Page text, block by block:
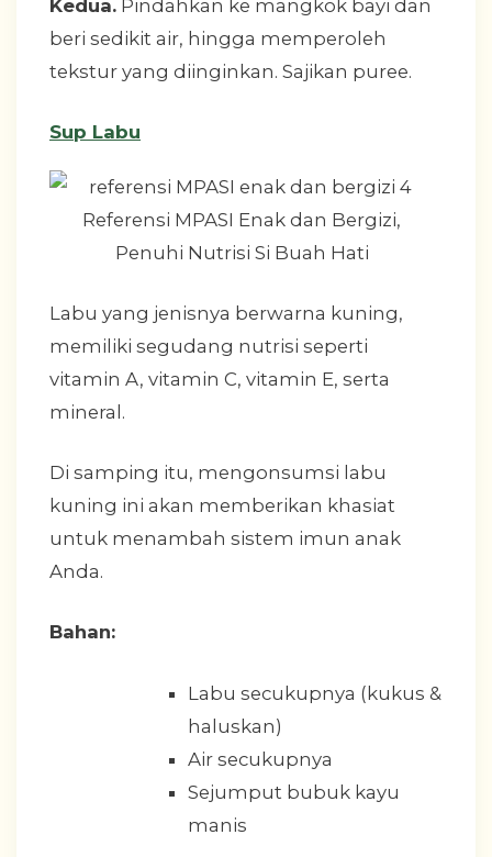
Kedua. Pindahkan ke mangkok bayi dan
beri sedikit air, hingga memperoleh
tekstur yang diinginkan. Sajikan puree.
Sup Labu
Labu yang jenisnya berwarna kuning,
memiliki segudang nutrisi seperti
vitamin A, vitamin C, vitamin E, serta
mineral.
Di samping itu, mengonsumsi labu
kuning ini akan memberikan khasiat
untuk menambah sistem imun anak
Anda.
Bahan:
Labu secukupnya (kukus &
haluskan)
Air secukupnya
Sejumput bubuk kayu
manis